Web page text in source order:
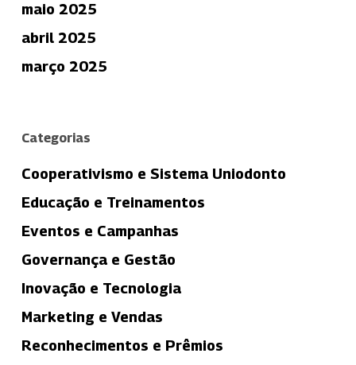
maio 2025
abril 2025
março 2025
Categorias
Cooperativismo e Sistema Uniodonto
Educação e Treinamentos
Eventos e Campanhas
Governança e Gestão
Inovação e Tecnologia
Marketing e Vendas
Reconhecimentos e Prêmios